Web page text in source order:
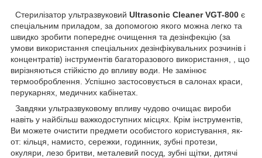
Стерилізатор ультразвуковий Ultrasonic Cleaner VGT-800 є
спеціальним приладом, за допомогою якого можна легко та
швидко зробити попереднє очищення та дезінфекцію (за
умови використання спеціальних дезінфікувальних розчинів і
концентратів) інструментів багаторазового використання, , що
вирізняються стійкістю до впливу води. Не замінює
термооброблення. Успішно застосовується в салонах краси,
перукарнях, медичних кабінетах.
Завдяки ультразвуковому впливу чудово очищає вироби
навіть у найбільш важкодоступних місцях. Крім інструментів,
Ви можете очистити предмети особистого користування, як-
от: кільця, намисто, сережки, годинник, зубні протези,
окуляри, лезо бритви, металевий посуд, зубні щітки, дитячі